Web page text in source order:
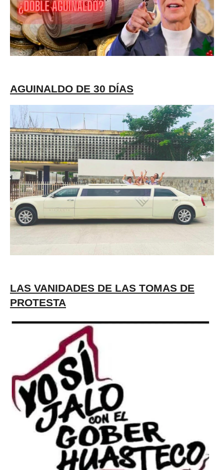
AGUINALDO DE 30 DÍAS
LAS VANIDADES DE LAS TOMAS DE
PROTESTA